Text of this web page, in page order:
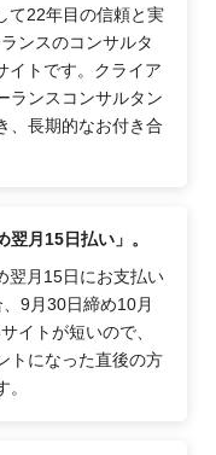
て22年目の信頼と実
ンスのコンサルタ
イトです。クライア
ランスコンサルタン
、長期的なお付き合
月15日払い」。
翌月15日にお支払い
9月30日締め10月
イトが短いので、
トになった直後の方